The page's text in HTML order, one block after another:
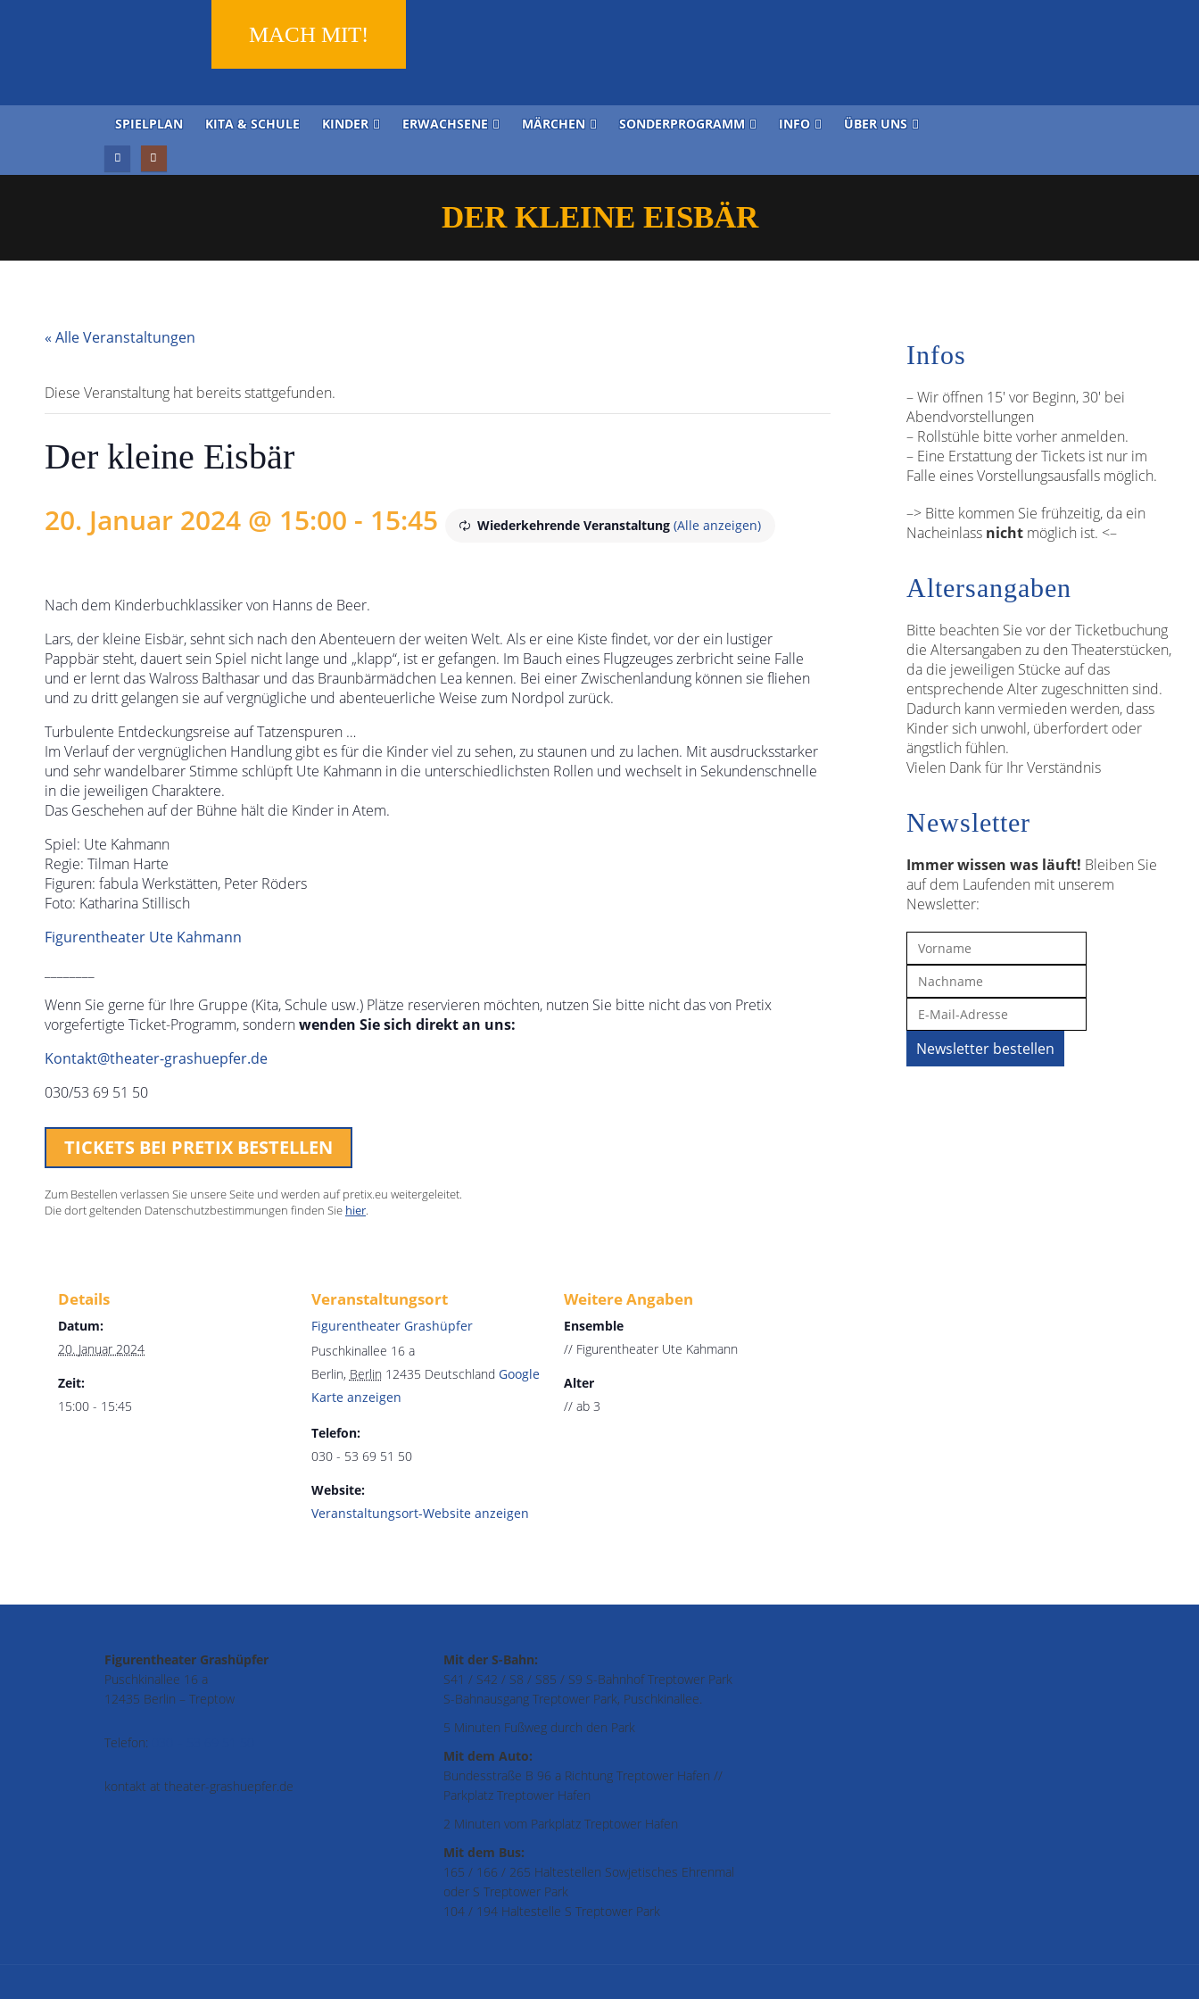
MACH MIT!
SPIELPLAN KITA & SCHULE KINDER ERWACHSENE MÄRCHEN SONDERPROGRAMM INFO ÜBER UNS
DER KLEINE EISBÄR
« Alle Veranstaltungen
Diese Veranstaltung hat bereits stattgefunden.
Der kleine Eisbär
20. Januar 2024 @ 15:00 - 15:45 Wiederkehrende Veranstaltung (Alle anzeigen)
Nach dem Kinderbuchklassiker von Hanns de Beer.
Lars, der kleine Eisbär, sehnt sich nach den Abenteuern der weiten Welt. Als er eine Kiste findet, vor der ein lustiger
Pappbär steht, dauert sein Spiel nicht lange und „klapp“, ist er gefangen. Im Bauch eines Flugzeuges zerbricht seine Falle
und er lernt das Walross Balthasar und das Braunbärmädchen Lea kennen. Bei einer Zwischenlandung können sie fliehen
und zu dritt gelangen sie auf vergnügliche und abenteuerliche Weise zum Nordpol zurück.
Turbulente Entdeckungsreise auf Tatzenspuren …
Im Verlauf der vergnüglichen Handlung gibt es für die Kinder viel zu sehen, zu staunen und zu lachen. Mit ausdrucksstarker
und sehr wandelbarer Stimme schlüpft Ute Kahmann in die unterschiedlichsten Rollen und wechselt in Sekundenschnelle
in die jeweiligen Charaktere.
Das Geschehen auf der Bühne hält die Kinder in Atem.
Spiel: Ute Kahmann
Regie: Tilman Harte
Figuren: fabula Werkstätten, Peter Röders
Foto: Katharina Stillisch
Figurentheater Ute Kahmann
Wenn Sie gerne für Ihre Gruppe (Kita, Schule usw.) Plätze reservieren möchten, nutzen Sie bitte nicht das von Pretix
vorgefertigte Ticket-Programm, sondernwenden Sie sich direkt an uns:
Kontakt@theater-grashuepfer.de
030/53 69 51 50
TICKETS BEI PRETIX BESTELLEN
Zum Bestellen verlassen Sie unsere Seite und werden auf pretix.eu weitergeleitet.
Die dort geltenden Datenschutzbestimmungen finden Sie hier.
Details
Datum:
20. Januar 2024
Zeit:
15:00 - 15:45
Veranstaltungsort
Figurentheater Grashüpfer
Puschkinallee 16 a
Berlin, Berlin 12435 Deutschland Google
Karte anzeigen
Telefon:
030 - 53 69 51 50
Website:
Veranstaltungsort-Website anzeigen
Weitere Angaben
Ensemble
// Figurentheater Ute Kahmann
Alter
// ab 3
Infos
– Wir öffnen 15′ vor Beginn, 30′ bei
Abendvorstellungen
– Rollstühle bitte vorher anmelden.
– Eine Erstattung der Tickets ist nur im
Falle eines Vorstellungsausfalls möglich.
–> Bitte kommen Sie frühzeitig, da ein
Nacheinlass nichtmöglich ist. <–
Altersangaben
Bitte beachten Sie vor der Ticketbuchung
die Altersangaben zu den Theaterstücken,
da die jeweiligen Stücke auf das
entsprechende Alter zugeschnitten sind.
Dadurch kann vermieden werden, dass
Kinder sich unwohl, überfordert oder
ängstlich fühlen.
Vielen Dank für Ihr Verständnis
Newsletter
Immer wissen was läuft! Bleiben Sie
auf dem Laufenden mit unserem
Newsletter:
Figurentheater Grashüpfer
Puschkinallee 16 a
12435 Berlin – Treptow
Telefon:
kontakt at theater-grashuepfer.de
Mit der S-Bahn:
S41 / S42 / S8 / S85 / S9 S-Bahnhof Treptower Park
S-Bahnausgang Treptower Park, Puschkinallee.
5 Minuten Fußweg durch den Park
Mit dem Auto:
Bundesstraße B 96 a Richtung Treptower Hafen //
Parkplatz Treptower Hafen
2 Minuten vom Parkplatz Treptower Hafen
Mit dem Bus:
165 / 166 / 265 Haltestellen Sowjetisches Ehrenmal
oder S Treptower Park
104 / 194 Haltestelle S Treptower Park